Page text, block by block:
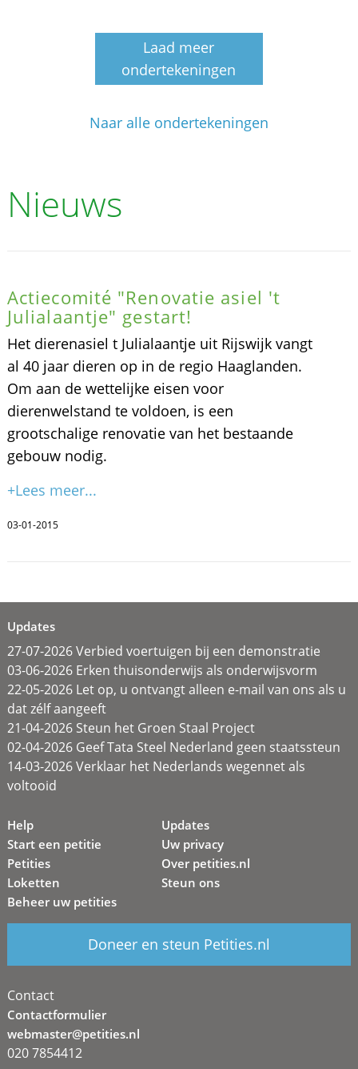
Laad meer
ondertekeningen
Naar alle ondertekeningen
Nieuws
Actiecomité "Renovatie asiel 't
Julialaantje" gestart!
Het dierenasiel t Julialaantje uit Rijswijk vangt
al 40 jaar dieren op in de regio Haaglanden.
Om aan de wettelijke eisen voor
dierenwelstand te voldoen, is een
grootschalige renovatie van het bestaande
gebouw nodig.
+Lees meer...
03-01-2015
Updates
27-07-2026 Verbied voertuigen bij een demonstratie
03-06-2026 Erken thuisonderwijs als onderwijsvorm
22-05-2026 Let op, u ontvangt alleen e-mail van ons als u
dat zélf aangeeft
21-04-2026 Steun het Groen Staal Project
02-04-2026 Geef Tata Steel Nederland geen staatssteun
14-03-2026 Verklaar het Nederlands wegennet als
voltooid
Help
Start een petitie
Petities
Loketten
Beheer uw petities
Updates
Uw privacy
Over petities.nl
Steun ons
Doneer en steun Petities.nl
Contact
Contactformulier
webmaster@petities.nl
020 7854412